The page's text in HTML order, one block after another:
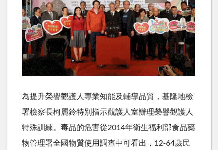
為提升榮譽觀護人專業知能及輔導品質，基隆地檢
署檢察長柯麗鈴特別指示觀護人室辦理榮譽觀護人
特殊訓練。毒品的危害從2014年衛生福利部食品藥
物管理署全國物質使用調查中可看出，12-64歲民